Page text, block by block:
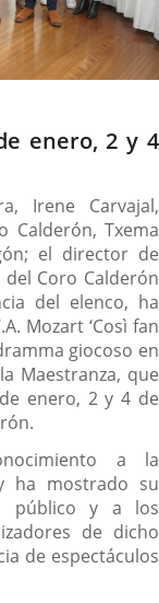
enero, 2 y 4
Irene Carvajal,
Calderón, Txema
el director de
Coro Calderón
del elenco, ha
Mozart ‘Così fan
giocoso en
Maestranza, que
enero, 2 y 4 de
a la
ha mostrado su
público y a los
de dicho
de espectáculos